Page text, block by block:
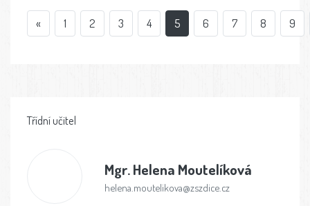
« 1 2 3 4 5 6 7 8 9
Třídní učitel
Mgr.Helena Moutelíková
helena.moutelikova@zszdice.cz